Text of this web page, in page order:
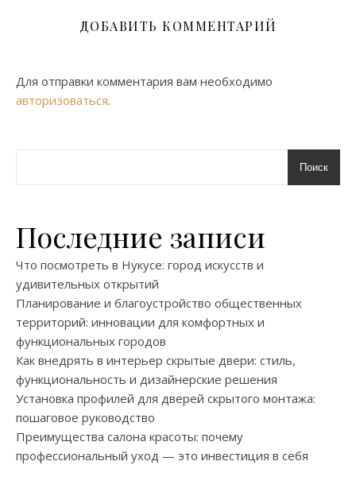
ДОБАВИТЬ КОММЕНТАРИЙ
Для отправки комментария вам необходимо
авторизоваться.
Поиск
Последние записи
Что посмотреть в Нукусе: город искусств и
удивительных открытий
Планирование и благоустройство общественных
территорий: инновации для комфортных и
функциональных городов
Как внедрять в интерьер скрытые двери: стиль,
функциональность и дизайнерские решения
Установка профилей для дверей скрытого монтажа:
пошаговое руководство
Преимущества салона красоты: почему
профессиональный уход — это инвестиция в себя